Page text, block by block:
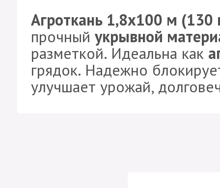
Агроткань 1,8х100 м (130
прочныйукрывной
разметкой. Идеальна как
грядок. Надежно
улучшает урожай,